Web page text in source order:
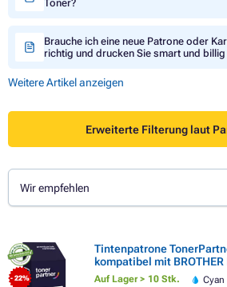
Toner?
Brauche ich eine neue Patrone oder
richtig und drucken Sie smart und billig
Weitere Artikel anzeigen
Erweiterte Filterung laut
Wir empfehlen
- 22%
Tintenpatrone
kompatibel mit
Auf Lager > 10 Stk. Cyan